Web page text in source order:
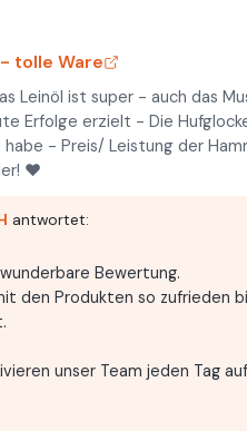
tolle Ware
Leinöl ist super - auch das
Erfolge erzielt - Die
- Preis/ Leistung der
♥
antwortet:
Bewertung.
den Produkten so zufrieden
unser Team jeden Tag